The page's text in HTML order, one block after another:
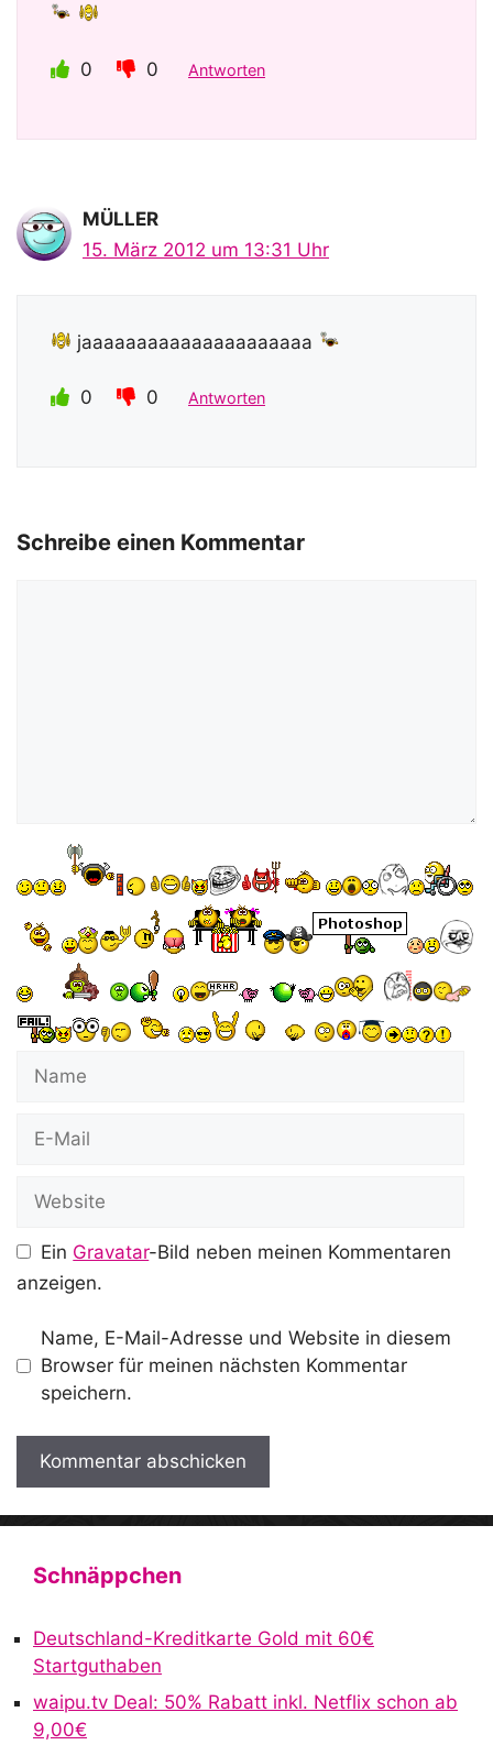
0 0 Antworten
MÜLLER
15. März 2012 um 13:31 Uhr
jaaaaaaaaaaaaaaaaaaaaa
0 0 Antworten
Schreibe einen Kommentar
Mail
Ein Gravatar-Bild neben meinen Kommentaren
anzeigen.
Name, E-Mail-Adresse und Website in diesem
Browser für meinen nächsten Kommentar
speichern.
A
n
t
Schnäppchen
Deutschland-Kreditkarte Gold mit 60€
Startguthaben
waipu.tv Deal: 50% Rabatt inkl. Netflix schon ab
9,00€